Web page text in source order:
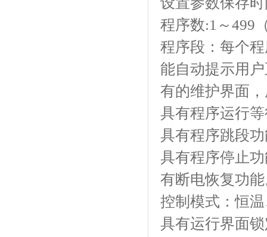
程序数:1～499（
程序段：每个程
能自动提示用户
有的维护界面
具有程序运行等
具有程序跳段功
具有程序停止功能
有断电恢复功能
控制模式：恒温
具有运行界面锁定